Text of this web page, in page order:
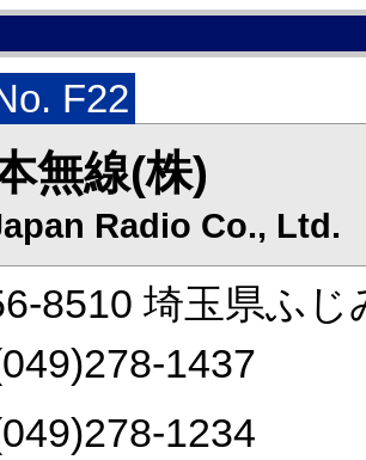
F22
無線(株)
Radio Co., Ltd.
8510 埼玉県ふじ
1437
1234